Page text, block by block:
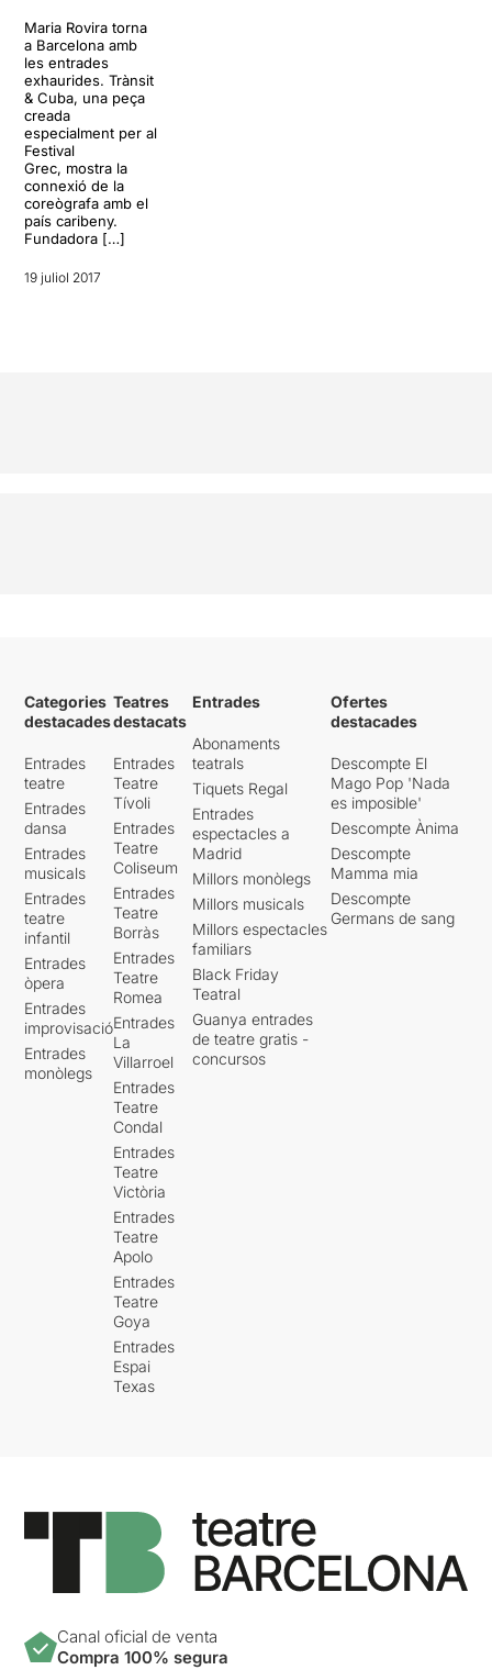
Maria Rovira torna
a Barcelona amb
les entrades
exhaurides. Trànsit
& Cuba, una peça
creada
especialment per al
Festival
Grec, mostra la
connexió de la
coreògrafa amb el
país caribeny.
Fundadora […]
19 juliol 2017
Categories
destacades
Entrades
teatre
Entrades
dansa
Entrades
musicals
Entrades
teatre
infantil
Entrades
òpera
Entrades
improvisació
Entrades
monòlegs
Teatres
destacats
Entrades
Teatre
Tívoli
Entrades
Teatre
Coliseum
Entrades
Teatre
Borràs
Entrades
Teatre
Romea
Entrades
La
Villarroel
Entrades
Teatre
Condal
Entrades
Teatre
Victòria
Entrades
Teatre
Apolo
Entrades
Teatre
Goya
Entrades
Espai
Texas
Entrades
Abonaments
teatrals
Tiquets Regal
Entrades
espectacles a
Madrid
Millors monòlegs
Millors musicals
Millors espectacles
familiars
Black Friday
Teatral
Guanya entrades
de teatre gratis -
concursos
Ofertes
destacades
Descompte El
Mago Pop 'Nada
es imposible'
Descompte Ànima
Descompte
Mamma mia
Descompte
Germans de sang
Canal oficial de venta
Compra 100% segura